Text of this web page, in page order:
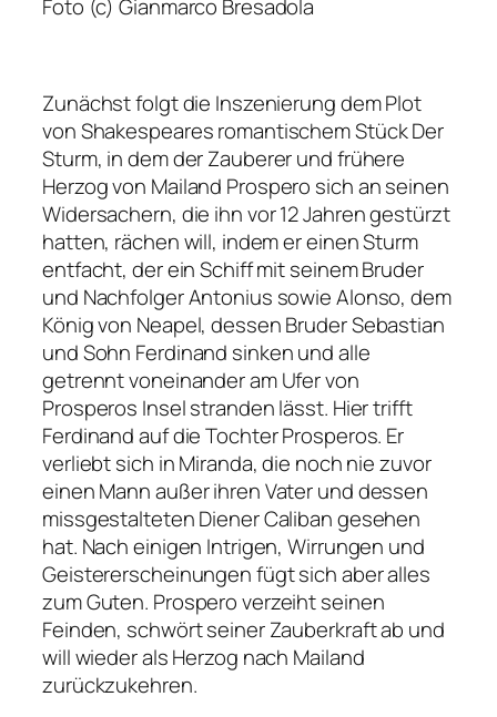
Foto (c) Gianmarco Bresadola
Zunächst folgt die Inszenierung dem Plot
von Shakespeares romantischem StückDer
Sturm, in dem der Zauberer und frühere
Herzog von Mailand Prospero sich an seinen
Widersachern, die ihn vor 12 Jahren gestürzt
hatten, rächen will, indem er einen Sturm
entfacht, der ein Schiff mit seinem Bruder
und Nachfolger Antonius sowie Alonso, dem
König von Neapel, dessen Bruder Sebastian
und Sohn Ferdinand sinken und alle
getrennt voneinander am Ufer von
Prosperos Insel stranden lässt. Hier trifft
Ferdinand auf die Tochter Prosperos. Er
verliebt sich in Miranda, die noch nie zuvor
einen Mann außer ihren Vater und dessen
missgestalteten Diener Caliban gesehen
hat. Nach einigen Intrigen, Wirrungen und
Geistererscheinungen fügt sich aber alles
zum Guten. Prospero verzeiht seinen
Feinden, schwört seiner Zauberkraft ab und
will wieder als Herzog nach Mailand
zurückzukehren.